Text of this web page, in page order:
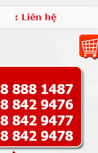
: Liên hệ